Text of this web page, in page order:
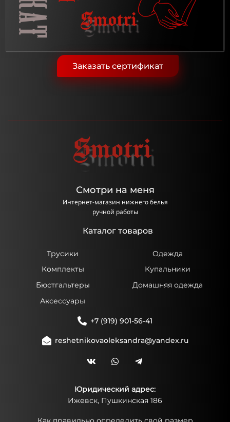
Заказать сертификат
Смотри на меня
Интернет-магазин нижнего белья
ручной работы
Каталог товаров
Трусики
Одежда
Комплекты
Купальники
Бюстгальтеры
Домашняя одежда
Аксессуары
+7 (919) 901-56-41
reshetnikovaoleksandra@yandex.ru
Юридический адрес:
Ижевск, Пушкинская 186